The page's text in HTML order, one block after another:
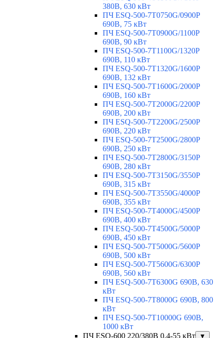
380В, 630 кВт
ПЧ ESQ-500-7T0750G/0900P
690В, 75 кВт
ПЧ ESQ-500-7T0900G/1100P
690В, 90 кВт
ПЧ ESQ-500-7T1100G/1320P
690В, 110 кВт
ПЧ ESQ-500-7T1320G/1600P
690В, 132 кВт
ПЧ ESQ-500-7T1600G/2000P
690В, 160 кВт
ПЧ ESQ-500-7T2000G/2200P
690В, 200 кВт
ПЧ ESQ-500-7T2200G/2500P
690В, 220 кВт
ПЧ ESQ-500-7T2500G/2800P
690В, 250 кВт
ПЧ ESQ-500-7T2800G/3150P
690В, 280 кВт
ПЧ ESQ-500-7T3150G/3550P
690В, 315 кВт
ПЧ ESQ-500-7T3550G/4000P
690В, 355 кВт
ПЧ ESQ-500-7T4000G/4500P
690В, 400 кВт
ПЧ ESQ-500-7T4500G/5000P
690В, 450 кВт
ПЧ ESQ-500-7T5000G/5600P
690В, 500 кВт
ПЧ ESQ-500-7T5600G/6300P
690В, 560 кВт
ПЧ ESQ-500-7T6300G 690В, 630
кВт
ПЧ ESQ-500-7T8000G 690В, 800
кВт
ПЧ ESQ-500-7T10000G 690В,
1000 кВт
ПЧ ESQ-600 220/380В 0,4-55 кВт
▼